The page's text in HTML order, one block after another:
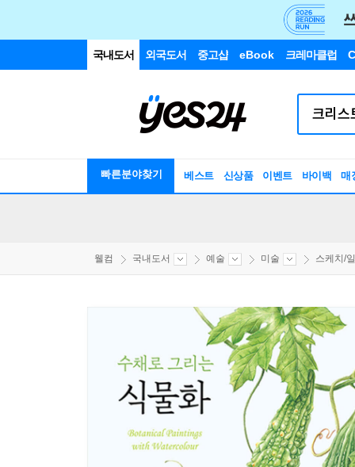
국내도서 외국도서 중고샵 eBook 크레마클럽
빠른분야찾기 베스트 신상품 이벤트 바이백 매
웰컴 국내도서 예술 미술 스케치/